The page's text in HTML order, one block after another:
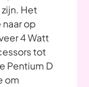
Het
naar op
4 Watt
tot
Pentium D
om